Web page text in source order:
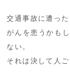
交通事故に遭っ
がんを患うかも
ない。
それは決して人